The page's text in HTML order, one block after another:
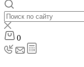
0